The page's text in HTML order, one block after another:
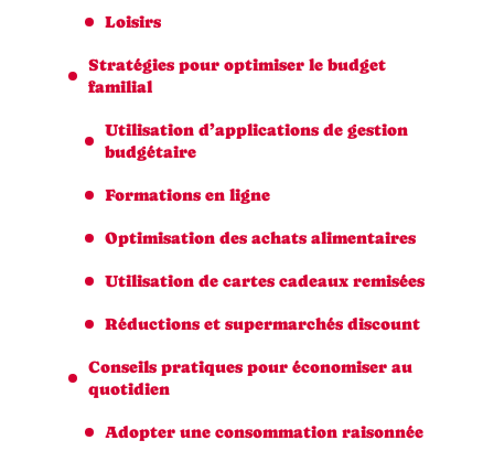
Loisirs
Stratégies pour optimiser le budget
familial
Utilisation d’applications de gestion
budgétaire
Formations en ligne
Optimisation des achats alimentaires
Utilisation de cartes cadeaux remisées
Réductions et supermarchés discount
Conseils pratiques pour économiser au
quotidien
Adopter une consommation raisonnée